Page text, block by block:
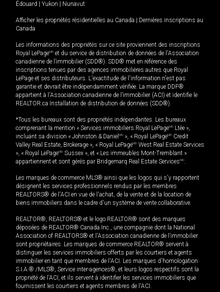
Édouard
Yukon Nunavut
Afficher les propriétés résidentielles au Canada
Dernières inscriptions au
Canada
Les informations des propriétés sur ce site proviennent des inscriptions
Royal LePageMD et du service de distribution de données de l'Association
canadienne de l’immobilier (SDD®). SDD® met en référence des
inscriptions tenues par des agences immobilières autres que Royal
LePage et ses distributeurs. L'exactitude de l'information n'est pas
garantie et devrait être indépendamment vérifiée. La marque DDF®
appartient à l'Association canadienne de l’immobilier (ACI) et identifie le
REALTOR.ca Installation de distribution de données (SDD®).
*Tous les bureaux sont des propriétés indépendantes. Les bureaux
comprenant la mention « Services immobiliers Royal LePageMD Ltée »,
incluant sa division « Johnston & Daniel MD », « Royal LePageMD Credit
Valley Real Estate, Brokerage », « Royal LePageMD West Real Estate Services
», « Royal LePageMD Sussex », et « Les immeubles Mont-Tremblant »
appartiennent et sont gérés par Bridgemarq Real Estate ServicesMD.
Les marques de commerce MLS® ainsi que les logos qui s'y rapportent
désignent les services professionnels rendus par les membres
REALTORS® de l'ACI en vue de l'achat, de la vente et de la location de
biens immobiliers dans le cadre d'un système de vente collaborative.
REALTOR®, REALTORS® et le logo REALTOR® sont des marques
déposées de REALTOR® Canada Inc., une compagnie dont la National
Association of REALTORS® et l'Association canadienne de l’immobilier
sont propriétaires. Les marques de commerce REALTOR® servent à
distinguer les services immobiliers offerts par les courtiers et agents
immobilier en tant que membres de l'ACI. Les marques d'homologation
S.I.A.® /MLS®, Service inter-agences®, et leurs logos respectifs sont la
propriété de l'ACI, et ils servent à identifier les services immobiliers que
fournissent les courtiers et agents membres de l'ACI.